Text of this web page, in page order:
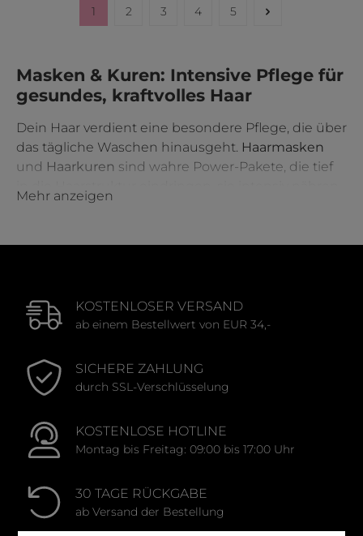
Seite
1 Seite
2 Seite
3 Seite
4 Seite
5
Masken & Kuren: Intensive Pflege für
gesundes, kraftvolles Haar
Dein Haar verdient eine besondere Pflege, die über
das tägliche Waschen hinausgeht. Haarmasken
und Haarkuren sind wahre Power-Pakete, die tief
reparieren und stärken. Ob trockenes, strapaziertes,
Maske oder Kur schenkst du deinem Haar genau
wichtig?
Im Alltag ist unser Haar zahlreichen Belastungen
ausgesetzt: UV-Strahlung, Hitze
durch Stylinggeräte, Umwelteinflüsse oder
chemische Behandlungen wie Färbenund
austrocknen, spröde machen und die Struktur
schädigen. Masken und Kurenwirken dem gezielt
Mehr anzeigen
KOSTENLOSER VERSAND
ab einem Bestellwert von EUR 34,-
SICHERE ZAHLUNG
durch SSL-Verschlüsselung
KOSTENLOSE HOTLINE
Montag bis Freitag: 09:00 bis 17:00 Uhr
30 TAGE RÜCKGABE
ab Versand der Bestellung